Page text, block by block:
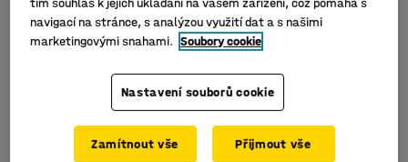
7 925 Kč
bez DPH
KOUPIT 7 025 Kč
bez DPH
navigací na stránce, s analýzou využití dat a s našimi
marketingovými snahami. Soubory cookie
Nastavení souborů cookie
Zamítnout vše Přijmout vše